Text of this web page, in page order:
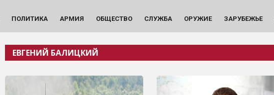
ПОЛИТИКА АРМИЯ ОБЩЕСТВО СЛУЖБА ОРУЖИЕ ЗАРУБЕЖЬЕ
ЕВГЕНИЙ БАЛИЦКИЙ